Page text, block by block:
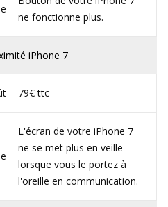
ne fonctionne plus.
iPhone 7
79€ ttc
L'écran de votre iPhone 7
ne se met plus en veille
lorsque vous le portez à
l'oreille en communication.